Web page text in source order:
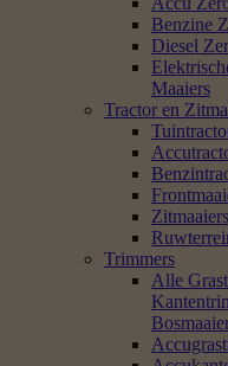
Benzine
Diesel
Maaiers
Tractor en
Zitmaaiers
Trimmers
Alle